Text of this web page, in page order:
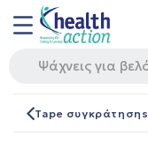
Tape συγκράτησηs